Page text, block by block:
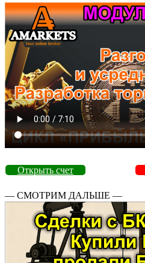
Открыть счет
— СМОТРИМ ДАЛЬШЕ —